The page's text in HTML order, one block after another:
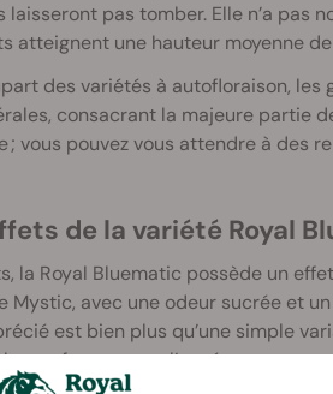
pas tomber. Elle n’a pas
atteignent une hauteur moyenne
des variétés à autofloraison,
consacrant la majeure partie
; vous pouvez vous attendre à des
de la variété Royal
la Royal Bluematic possède un
Mystic, avec une odeur sucrée et
est bien plus qu’une simple
et fumer toute l’année.